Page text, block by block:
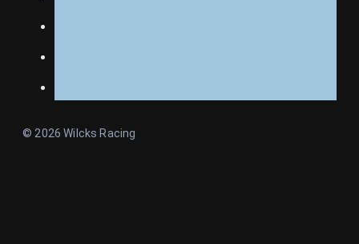
© 2026 Wilcks Racing